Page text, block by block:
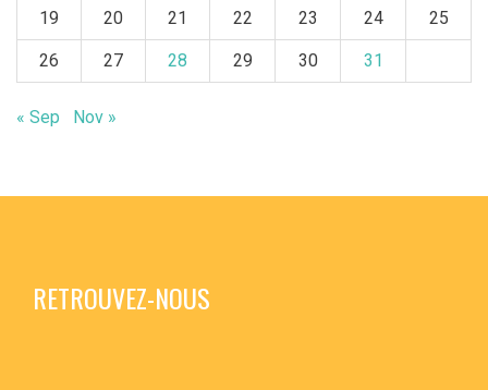
19 20 21 22 23 24 25
26 27 28 29 30 31
« Sep Nov »
RETROUVEZ-NOUS